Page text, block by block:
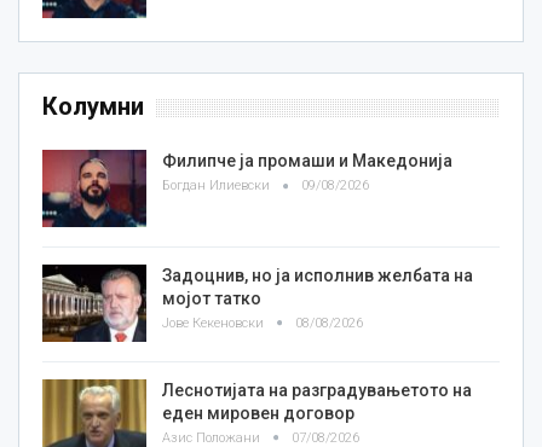
Колумни
Филипче ја промаши и Македонија
Богдан Илиевски 09/08/2026
Задоцнив, но ја исполнив желбата на
мојот татко
Јове Кекеновски 08/08/2026
Леснотијата на разградувањетото на
еден мировен договор
Азис Положани 07/08/2026